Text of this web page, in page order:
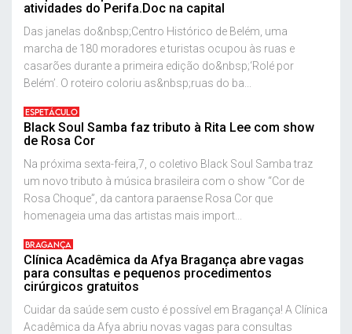
atividades do Perifa.Doc na capital
Das janelas do&nbsp;Centro Histórico de Belém, uma
marcha de 180 moradores e turistas ocupou às ruas e
casarões durante a primeira edição do&nbsp;‘Rolé por
Belém’. O roteiro coloriu as&nbsp;ruas do ba...
ESPETÁCULO
Black Soul Samba faz tributo à Rita Lee com show
de Rosa Cor
Na próxima sexta-feira,7, o coletivo Black Soul Samba traz
um novo tributo à música brasileira com o show “Cor de
Rosa Choque”, da cantora paraense Rosa Cor que
homenageia uma das artistas mais import...
BRAGANÇA
Clínica Acadêmica da Afya Bragança abre vagas
para consultas e pequenos procedimentos
cirúrgicos gratuitos
Cuidar da saúde sem custo é possível em Bragança! A Clínica
Acadêmica da Afya abriu novas vagas para consultas